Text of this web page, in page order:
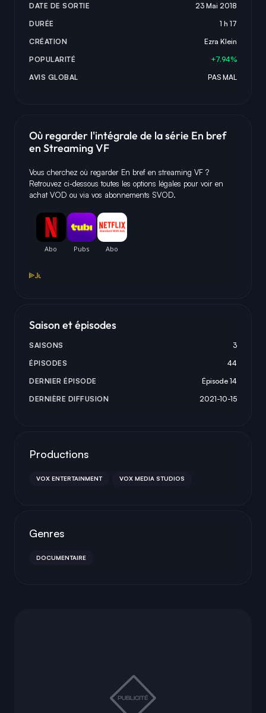
DATE DE SORTIE
23 Mai 2018
DURÉE
1 h 17
CRÉATION
Ezra Klein
POPULARITÉ
+7.94%
AVIS GLOBAL
PAS MAL
Où regarder l'intégrale de la série En bref
en Streaming VF
Vous cherchez où regarder En bref en streaming VF ?
Retrouvez ci-dessous toutes les options légales pour voir en
achat VOD ou via vos abonnements SVOD.
Saison et épisodes
SAISONS
3
ÉPISODES
44
DERNIER ÉPISODE
Épisode 14
DERNIÈRE DIFFUSION
2021-10-15
Productions
VOX ENTERTAINMENT VOX MEDIA STUDIOS
Genres
DOCUMENTAIRE